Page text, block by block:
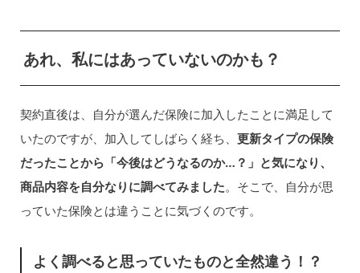
あれ、私にはあっていないのかも？
契約直後は、自分が選んだ保険に加入したことに満足して
いたのですが、加入してしばらく経ち、 更新タイプの保険
だったことから「今後はどうなるのか…？」と気になり、
商品内容を自分なりに調べてみました。そこで、自分が思
っていた保険とは違うことに気づくのです。
よく調べると思っていたものと全然違う！？